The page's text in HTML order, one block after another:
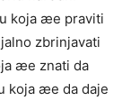
koja æe praviti
zbrinjavati
æe znati da
koja æe da daje